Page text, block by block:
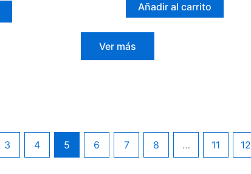
Añadir al carrito
Ver más
3 4 5 6 7 8 … 11 12